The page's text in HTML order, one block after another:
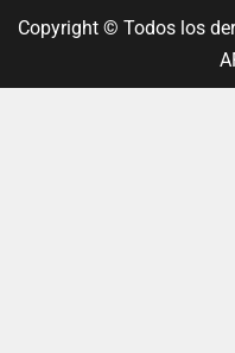
Copyright © Todos los